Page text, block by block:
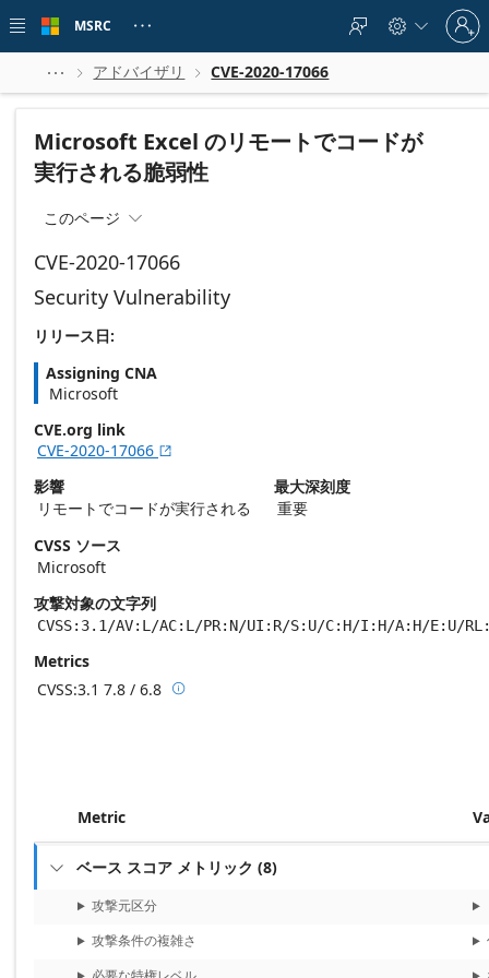
 main
MSRC    
Sign
in
to
account
  アドバイザリ  CVE-2020-17066
Microsoft Excel のリモートでコードが
実行される脆弱性
このページ 
CVE-2020-17066
Security Vulnerability
リリース日:
Assigning CNA
Microsoft
CVE.org link
CVE-2020-17066 
影響
リモートでコードが実行される
最大深刻度
重要
CVSS ソース
Microsoft
攻撃対象の文字列
CVSS:3.1/AV:L/AC:L/PR:N/UI:R/S:U/C:H/I:H/A:H/E:U/
Metrics
CVSS:3.1 7.8 / 6.8 Base score metrics: 7.8 / Temporal score
Metric
 ベース スコア メトリック (8)
攻撃元区分
攻撃条件の複雑さ